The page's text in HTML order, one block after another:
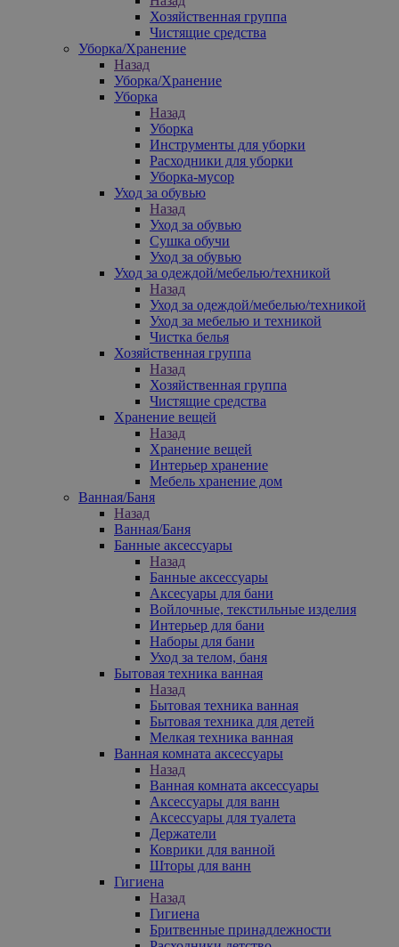
Хозяйственная группа
Чистящие средства
Уборка/Хранение
Назад
Уборка/Хранение
Уборка
Назад
Уборка
Инструменты для уборки
Расходники для уборки
Уборка-мусор
Уход за обувью
Назад
Уход за обувью
Сушка обучи
Уход за обувью
Уход за одеждой/мебелью/техникой
Назад
Уход за одеждой/мебелью/техникой
Уход за мебелью и техникой
Чистка белья
Хозяйственная группа
Назад
Хозяйственная группа
Чистящие средства
Хранение вещей
Назад
Хранение вещей
Интерьер хранение
Мебель хранение дом
Ванная/Баня
Назад
Ванная/Баня
Банные аксессуары
Назад
Банные аксессуары
Аксесуары для бани
Войлочные, текстильные изделия
Интерьер для бани
Наборы для бани
Уход за телом, баня
Бытовая техника ванная
Назад
Бытовая техника ванная
Бытовая техника для детей
Мелкая техника ванная
Ванная комната аксессуары
Назад
Ванная комната аксессуары
Аксессуары для ванн
Аксессуары для туалета
Держатели
Коврики для ванной
Шторы для ванн
Гигиена
Назад
Гигиена
Бритвенные принадлежности